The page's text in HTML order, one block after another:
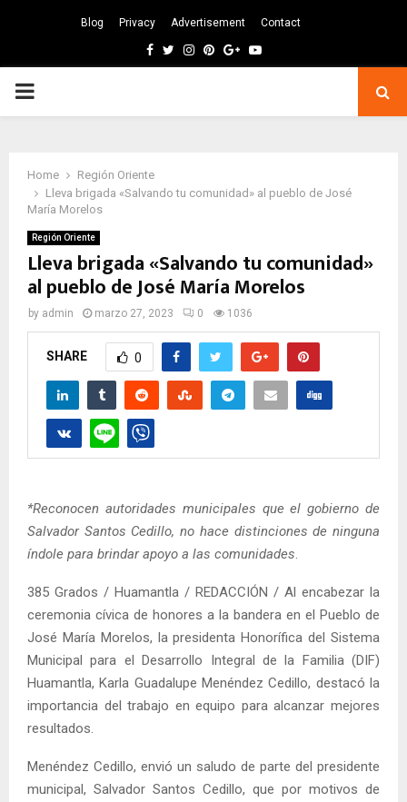
Blog Privacy Advertisement Contact
Facebook
TwitterInstagram
Pinterest
GoogleYoutube
PRIMARY
Home
Región Oriente
Lleva brigada «Salvando tu comunidad» al pueblo de José
María Morelos
Región Oriente
Lleva brigada «Salvando tu comunidad»
al pueblo de José María Morelos
by admin marzo 27, 2023 0 1036
SHARE 0
*Reconocen autoridades municipales que el gobierno de
Salvador Santos Cedillo, no hace distinciones de ninguna
índole para brindar apoyo a las comunidades
385 Grados / Huamantla / REDACCIÓN / Al encabezar la
ceremonia cívica de honores a la bandera en el Pueblo de
José María Morelos, la presidenta Honorífica del Sistema
Municipal para el Desarrollo Integral de la Familia (DIF)
Huamantla, Karla Guadalupe Menéndez Cedillo, destacó la
importancia del trabajo en equipo para alcanzar mejores
resultados.
Menéndez Cedillo, envió un saludo de parte del presidente
municipal, Salvador Santos Cedillo, que por motivos de